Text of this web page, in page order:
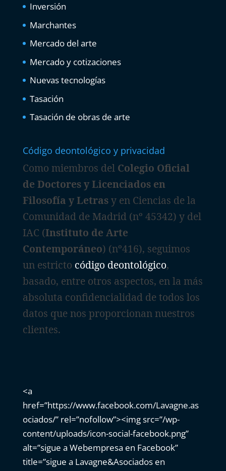
Inversión
Marchantes
Mercado del arte
Mercado y cotizaciones
Nuevas tecnologías
Tasación
Tasación de obras de arte
Código deontológico y privacidad
Como miembros delColegio Oficial
de Doctores y Licenciados en
Filosofía y Letrasy en Ciencias de la
Comunidad de Madrid (nº 45342) y del
IAC (Instituto de Arte
Contemporáneo) (nº416), seguimos
un estricto código deontológico,
basado, entre otros aspectos, en la más
absoluta confidencialidad de todos los
datos que nos proporcionan nuestros
clientes.
<a
href=”https://www.facebook.com/Lavagne.as
ociados/” rel=”nofollow”><img src=”/wp-
content/uploads/icon-social-facebook.png”
alt=”sigue a Webempresa en Facebook”
title=”sigue a Lavagne&Asociados en